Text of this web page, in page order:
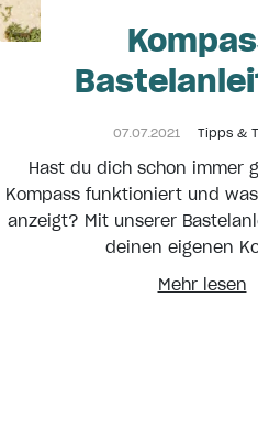
07.07.2021 Tipps &
Hast du dich schon immer
Kompass funktioniert und
anzeigt? Mit unserer
deinen eigenen
Mehr lesen